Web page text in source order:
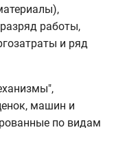
работы,
и ряд
машин и
по видам